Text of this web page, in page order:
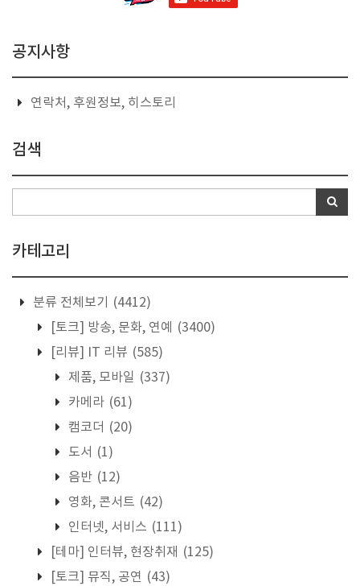
공지사항
연락처, 후원정보, 히스토리
검색
카테고리
분류 전체보기
(4412)
[토크] 방송, 문화, 연예
(3400)
[리뷰] IT 리뷰 (585)
제품, 모바일 (337)
카메라 (61)
캠코더 (20)
도서 (1)
음반 (12)
영화, 콘서트 (42)
인터넷, 서비스 (111)
[테마] 인터뷰, 현장취재 (125)
[토크] 뮤직, 공연 (43)